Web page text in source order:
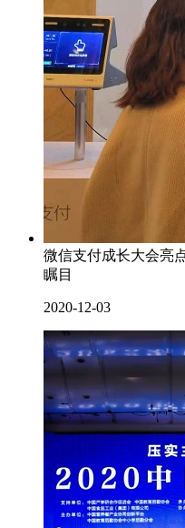
微信支付成长大会亮
瞩目
2020-12-03